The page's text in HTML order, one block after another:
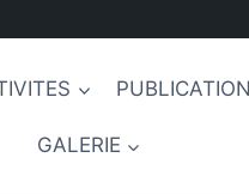
GALERIE